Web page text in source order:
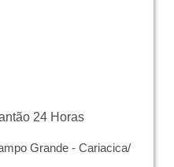
24 Horas
Grande - Cariacica/